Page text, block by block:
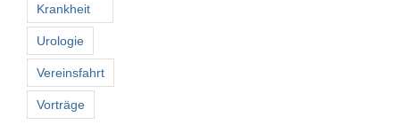
Krankheit
Urologie
Vereinsfahrt
Vorträge